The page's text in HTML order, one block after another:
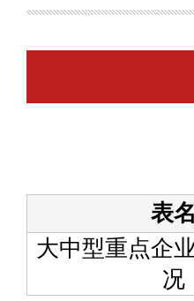
表名
大中型重点企
况